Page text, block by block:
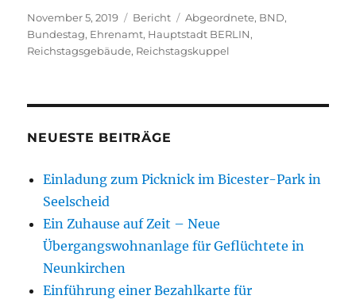
Veröffentlicht
am
November 5, 2019 Kategorien
Bericht Schlagwörter
Abgeordnete, BND,
Bundestag, Ehrenamt, Hauptstadt BERLIN,
Reichstagsgebäude, Reichstagskuppel
NEUESTE BEITRÄGE
Einladung zum Picknick im Bicester-Park in
Seelscheid
Ein Zuhause auf Zeit – Neue
Übergangswohnanlage für Geflüchtete in
Neunkirchen
Einführung einer Bezahlkarte für